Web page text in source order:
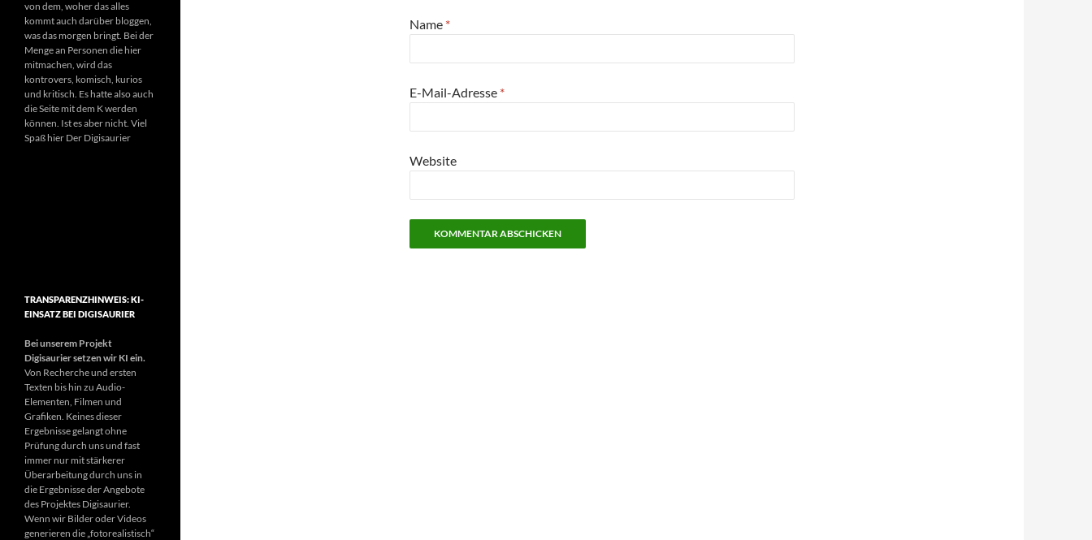
Name *
E-Mail-Adresse *
Website
von dem, woher das alles
kommt auch darüber bloggen,
was das morgen bringt. Bei der
Menge an Personen die hier
mitmachen, wird das
kontrovers, komisch, kurios
und kritisch. Es hatte also auch
die Seite mit dem K werden
können. Ist es aber nicht. Viel
Spaß hier Der Digisaurier
TRANSPARENZHINWEIS: KI-
EINSATZ BEI DIGISAURIER
Bei unserem Projekt
Digisaurier setzen wir KI ein.
Von Recherche und ersten
Texten bis hin zu Audio-
Elementen, Filmen und
Grafiken. Keines dieser
Ergebnisse gelangt ohne
Prüfung durch uns und fast
immer nur mit stärkerer
Überarbeitung durch uns in
die Ergebnisse der Angebote
des Projektes Digisaurier.
Wenn wir Bilder oder Videos
generieren die „fotorealistisch“